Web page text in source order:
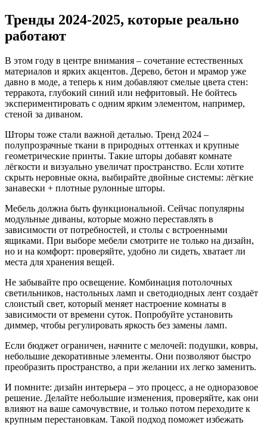
Тренды 2024‑2025, которые реально
работают
В этом году в центре внимания – сочетание естественных
материалов и ярких акцентов. Дерево, бетон и мрамор уже
давно в моде, а теперь к ним добавляют смелые цвета стен:
терракота, глубокий синий или нефритовый. Не бойтесь
экспериментировать с одним ярким элементом, например,
стеной за диваном.
Шторы тоже стали важной деталью. Тренд 2024 –
полупрозрачные ткани в природных оттенках и крупные
геометрические принты. Такие шторы добавят комнате
лёгкости и визуально увеличат пространство. Если хотите
скрыть неровные окна, выбирайте двойные системы: лёгкие
занавески + плотные рулонные шторы.
Мебель должна быть функциональной. Сейчас популярны
модульные диваны, которые можно переставлять в
зависимости от потребностей, и столы с встроенными
ящиками. При выборе мебели смотрите не только на дизайн,
но и на комфорт: проверяйте, удобно ли сидеть, хватает ли
места для хранения вещей.
Не забывайте про освещение. Комбинация потолочных
светильников, настольных ламп и светодиодных лент создаёт
слоистый свет, который меняет настроение комнаты в
зависимости от времени суток. Попробуйте установить
диммер, чтобы регулировать яркость без замены ламп.
Если бюджет ограничен, начните с мелочей: подушки, ковры,
небольшие декоративные элементы. Они позволяют быстро
преобразить пространство, а при желании их легко заменить.
И помните: дизайн интерьера – это процесс, а не одноразовое
решение. Делайте небольшие изменения, проверяйте, как они
влияют на ваше самочувствие, и только потом переходите к
крупным перестановкам. Такой подход поможет избежать